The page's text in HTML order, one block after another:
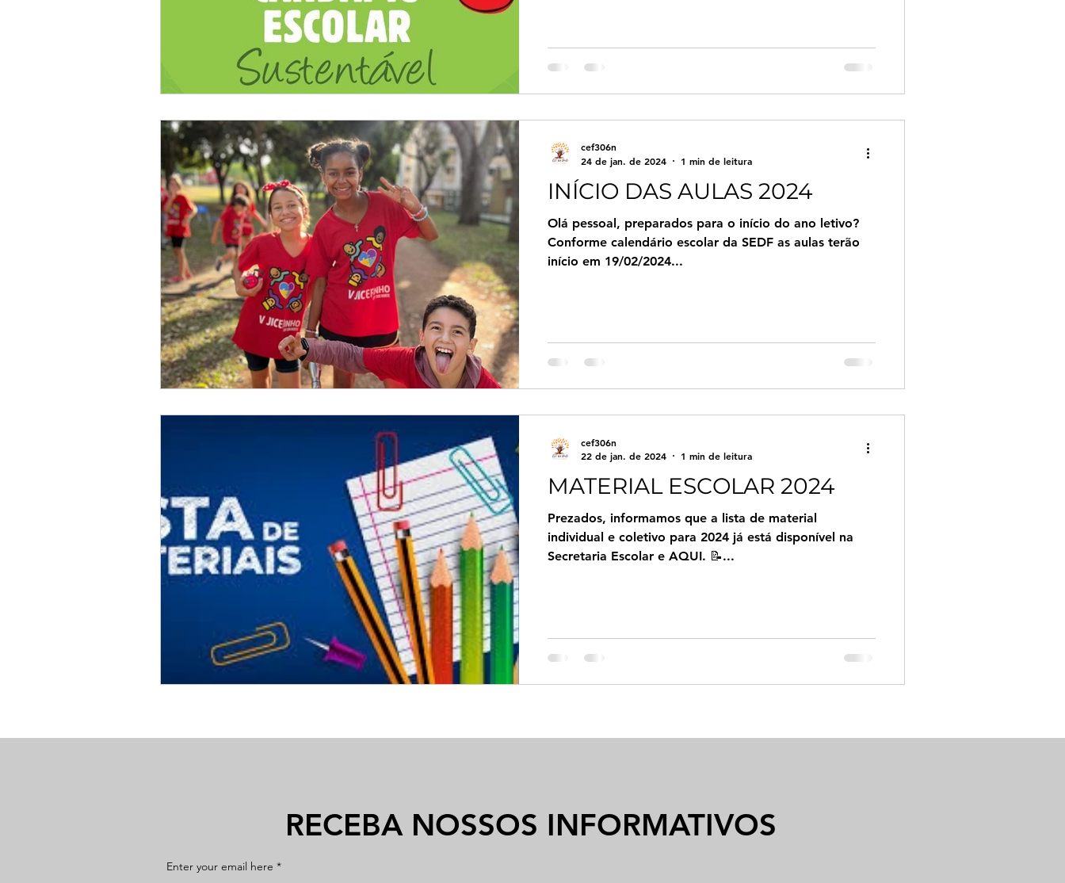
INÍCIO DAS AULAS 2024
Olá pessoal, preparados para o início do ano letivo?
Conforme calendário escolar da SEDF as aulas terão
início em 19/02/2024...
cef306n
24 de jan. de 2024
1 min de leitura
MATERIAL ESCOLAR 2024
Prezados, informamos que a lista de material
individual e coletivo para 2024 já está disponível na
Secretaria Escolar e AQUI. 📝...
cef306n
22 de jan. de 2024
1 min de leitura
RECEBA NOSSOS INFORMATIVOS
Enter your email here